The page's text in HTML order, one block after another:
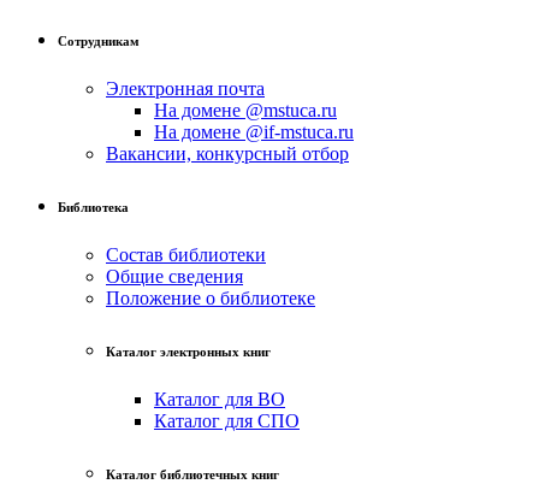
Сотрудникам
Электронная почта
На домене @mstuca.ru
На домене @if-mstuca.ru
Вакансии, конкурсный отбор
Библиотека
Состав библиотеки
Общие сведения
Положение о библиотеке
Каталог электронных книг
Каталог для ВО
Каталог для СПО
Каталог библиотечных книг